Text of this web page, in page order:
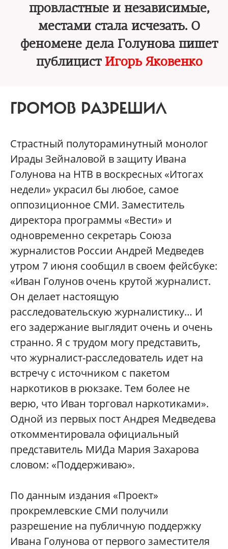
провластные и независимые,
местами стала исчезать. О
феномене дела Голунова пишет
публицист Игорь Яковенко
ГРОМОВ РАЗРЕШИЛ
Страстный полутораминутный монолог
Ирады Зейналовой в защиту Ивана
Голунова на НТВ в воскресных «Итогах
недели» украсил бы любое, самое
оппозиционное СМИ. Заместитель
директора программы «Вести» и
одновременно секретарь Союза
журналистов России Андрей Медведев
утром 7 июня сообщил в своем фейсбуке:
«Иван Голунов очень крутой журналист.
Он делает настоящую
расследовательскую журналистику… И
его задержание выглядит очень и очень
странно. Я с трудом могу представить,
что журналист-расследователь идет на
встречу с источником с пакетом
наркотиков в рюкзаке. Тем более не
верю, что Иван торговал наркотиками».
Одной из первых пост Андрея Медведева
откомментировала официальный
представитель МИДа Мария Захарова
словом: «Поддерживаю».
По данным издания «Проект»
прокремлевские СМИ получили
разрешение на публичную поддержку
Ивана Голунова от первого заместителя